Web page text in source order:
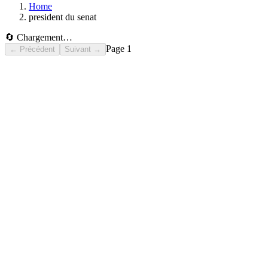
Home
president du senat
🔄 Chargement…
← Précédent Suivant → Page 1